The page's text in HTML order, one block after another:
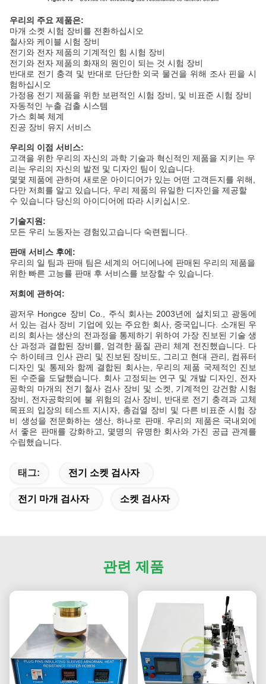
우리의 주요 제품은:
마개 소켓 시험 장비를 전환하십시오
철사와 케이블 시험 장비
전기와 전자 제품의 기계적인 힘 시험 장비
전기와 전자 제품의 화재의 원인이 되는 것 시험 장비
반대로 전기 충격 및 반대로 단단한 외국 물건을 위해 조사 핀을 시
험하십시오
가정용 전기 제품을 위한 보편적인 시험 장비, 및 비표준 시험 장비
자동적인 누출 검출 시스템
가스 회복 체계
진공 장비 유지 서비스
우리의 이점 서비스:
고객을 위한 우리의 자신의 과학 기술과 혁신적인 제품을 지키는 우
리는 우리의 자신의 발전 및 디자인 팀이 있습니다.
몇몇 제품에 관하여 새로운 아이디어가 있는 어떤 고객든지를 위해,
다만 저희를 알고 있습니다, 우리 제품의 유일한 디자인을 제공할
수 있습니다 당신의 아이디어에 따라 시키십시오.
기술지원:
모든 우리 노동자는 경험있고습니다 숙련됩니다.
판매 서비스 후에:
우리의 일 팀과 판매 팀은 세계의 어디에나에 판매된 우리의 제품을
위한 빠른 고능률 판매 후 서비스를 보장할 수 있습니다.
저희에 관하여:
광저우 Hongce 장비 Co., 주식 회사는 2003년에 설치되고 광동에
서 있는 검사 장비 기업에 있는 주요한 회사, 중국입니다. 소개된 우
리의 회사는 생산의 전과정을 통제하기 위하여 가장 진보된 기술 생
산 과정과 결합된 장비를, 엄격한 품질 관리 체계 전진했습니다. 다
수 하이테크 인사 관리 및 진보된 장비도, 그리고 현대 관리, 컴퓨터
디자인 및 통제와 함께 결합된 회사는, 우리의 제품 국제적인 진보
된 수준을 도달했습니다. 회사 고정되는 연구 및 개발 디자인, 전자
공학의 마개의 전기 철사 검사 장비 및 소켓, 기계적인 강건함 시험
장비, 전자공학의에 불 위험의 검사 장비, 반대로 전기 충격과 고체
목표의 입장의 테스트 지시자, 총검열 장비 및 다른 비표준 시험 장
비 생성을 전문화하는 생산, 하나로 판매. 우리의 제품은 국내외에
서 좋은 판매를 강화하고, 몇명의 유명한 회사와 가진 공급 관계를
수립했습니다.
태그: 전기 소켓 검사자
전기 마개 검사자 소켓 검사자
관련 제품